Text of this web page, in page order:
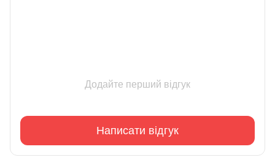
Додайте перший відгук
Написати відгук